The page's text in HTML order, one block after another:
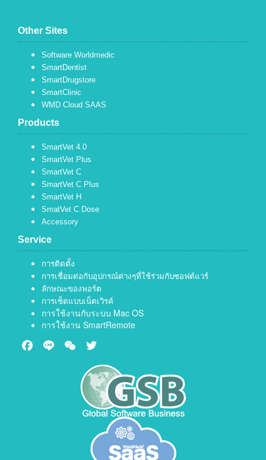
Other Sites
Software Worldmedic
SmartDentist
SmartDrugstore
SmartClinic
WMD Cloud SAAS
Products
SmartVet 4.0
SmartVet Plus
SmartVet C
SmartVet C Plus
SmartVet H
SmatVet C Dose
Accessory
Service
การติดตั้ง
การเชื่อมต่อกับอุปกรณ์ต่างๆที่ใช้ร่วมกับซอฟต์แวร์
ลักษณะของพอร์ต
การเซ็ตแบบเน็ตเวิรค์
การใช้งานกับระบบ Mac OS
การใช้งาน SmartRemote